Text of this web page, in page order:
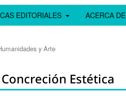
EDITORIALES ACERCA DE
y Arte
Estética